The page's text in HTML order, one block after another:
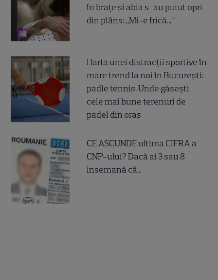
în brațe și abia s-au putut opri
din plâns: „Mi-e frică...”
Harta unei distracții sportive în
mare trend la noi în București:
padle tennis. Unde găsești
cele mai bune terenuri de
padel din oraș
CE ASCUNDE ultima CIFRA a
CNP-ului? Dacă ai 3 sau 8
însemană că...